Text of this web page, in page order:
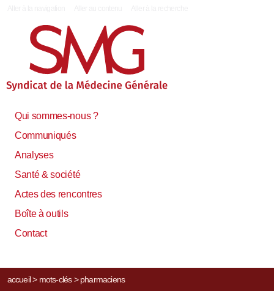
Qui sommes-nous ?
Communiqués
Analyses
Santé & société
Actes des rencontres
Boîte à outils
Contact
accueil> mots-clés> pharmaciens